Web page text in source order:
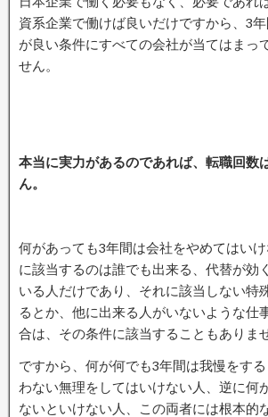
資系企業で働けば良いだけですから、3
が良い条件にすべての会社が当てはまっ
せん。
本当に実力があるのであれば、転職回数
ん。
何があっても3年間は会社をやめてはい
に該当するのは誰でも出来る、代替が効
いる人だけであり、それに該当しない特
るとか、他に出来る人がいないような仕
合は、その条件に該当することもありま
ですから、何が何でも3年間は我慢をす
わない無理をしてはいけない人、逆に何
ないといけない人、この両者には根本的